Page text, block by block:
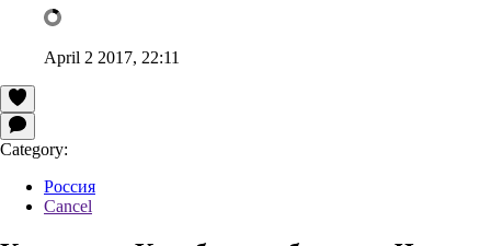
April 2 2017, 22:11
Category:
Россия
Cancel